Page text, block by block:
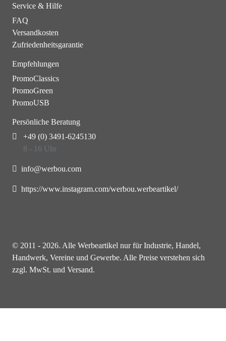
Service & Hilfe
FAQ
Versandkosten
Zufriedenheitsgarantie
Empfehlungen
PromoClassics
PromoGreen
PromoUSB
Persönliche Beratung
+49 (0) 3491-6245130
8 - 16 Uhr
info@werbou.com
https://www.instagram.com/werbou.werbeartikel/
© 2011 - 2026. Alle Werbeartikel nur für Industrie, Handel,
Handwerk, Vereine und Gewerbe. Alle Preise verstehen sich
zzgl. MwSt. und Versand.